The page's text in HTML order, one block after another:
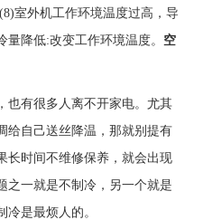
室外机工作环境温度过高，导
降低:改变工作环境温度。 空
也有很多人离不开家电。尤其
给自己送丝降温，那就别提有
长时间不维修保养，就会出现
之一就是不制冷，另一个就是
是最烦人的。